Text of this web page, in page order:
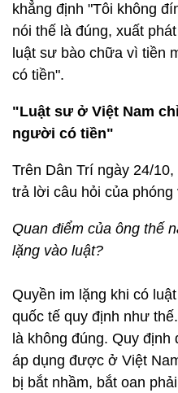
khẳng định "Tôi không
nói thế là đúng, xuất
luật sư bào chữa vì tiền
có tiền".
"Luật sư ở Việt Nam
người có tiền"
Trên Dân Trí ngày 24/
trả lời câu hỏi của phóng
Quan điểm của ông thế
lặng vào luật?
Quyền im lặng khi có
quốc tế quy định như
là không đúng. Quy
áp dụng được ở Việt
bị bắt nhầm, bắt oan